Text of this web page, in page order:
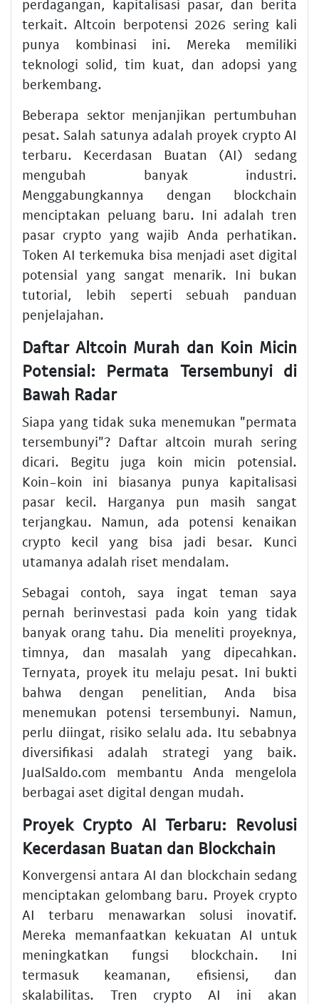
perdagangan, kapitalisasi pasar, dan berita
terkait. Altcoin berpotensi 2026 sering kali
punya kombinasi ini. Mereka memiliki
teknologi solid, tim kuat, dan adopsi yang
berkembang.
Beberapa sektor menjanjikan pertumbuhan
pesat. Salah satunya adalah proyek crypto AI
terbaru. Kecerdasan Buatan (AI) sedang
mengubah banyak industri.
Menggabungkannya dengan blockchain
menciptakan peluang baru. Ini adalah tren
pasar crypto yang wajib Anda perhatikan.
Token AI terkemuka bisa menjadi aset digital
potensial yang sangat menarik. Ini bukan
tutorial, lebih seperti sebuah panduan
penjelajahan.
Daftar Altcoin Murah dan Koin Micin
Potensial: Permata Tersembunyi di
Bawah Radar
Siapa yang tidak suka menemukan "permata
tersembunyi"? Daftar altcoin murah sering
dicari. Begitu juga koin micin potensial.
Koin-koin ini biasanya punya kapitalisasi
pasar kecil. Harganya pun masih sangat
terjangkau. Namun, ada potensi kenaikan
crypto kecil yang bisa jadi besar. Kunci
utamanya adalah riset mendalam.
Sebagai contoh, saya ingat teman saya
pernah berinvestasi pada koin yang tidak
banyak orang tahu. Dia meneliti proyeknya,
timnya, dan masalah yang dipecahkan.
Ternyata, proyek itu melaju pesat. Ini bukti
bahwa dengan penelitian, Anda bisa
menemukan potensi tersembunyi. Namun,
perlu diingat, risiko selalu ada. Itu sebabnya
diversifikasi adalah strategi yang baik.
JualSaldo.com membantu Anda mengelola
berbagai aset digital dengan mudah.
Proyek Crypto AI Terbaru: Revolusi
Kecerdasan Buatan dan Blockchain
Konvergensi antara AI dan blockchain sedang
menciptakan gelombang baru. Proyek crypto
AI terbaru menawarkan solusi inovatif.
Mereka memanfaatkan kekuatan AI untuk
meningkatkan fungsi blockchain. Ini
termasuk keamanan, efisiensi, dan
skalabilitas. Tren crypto AI ini akan